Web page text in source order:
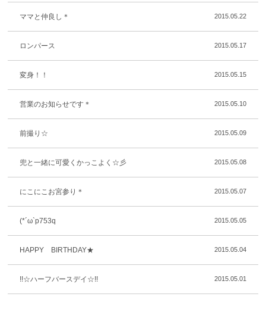
ママと仲良し＊ 2015.05.22
ロンパース 2015.05.17
変身！！ 2015.05.15
営業のお知らせです＊ 2015.05.10
前撮り☆ 2015.05.09
兜と一緒に可愛くかっこよく☆彡 2015.05.08
にこにこお宮参り＊ 2015.05.07
(*´ω`p753q 2015.05.05
HAPPY BIRTHDAY★ 2015.05.04
!!☆ハーフバースデイ☆!! 2015.05.01